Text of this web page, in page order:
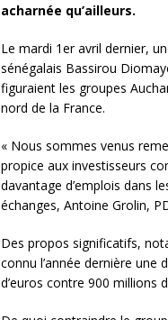
acharnée qu’ailleurs.
Le mardi 1er avril dernier,
sénégalais Bassirou
figuraient les groupes
nord de la France.
« Nous sommes venus
propice aux investisseurs
davantage d’emplois dans
échanges, Antoine Grolin,
Des propos significatifs,
connu l’année dernière
d’euros contre 900 millions